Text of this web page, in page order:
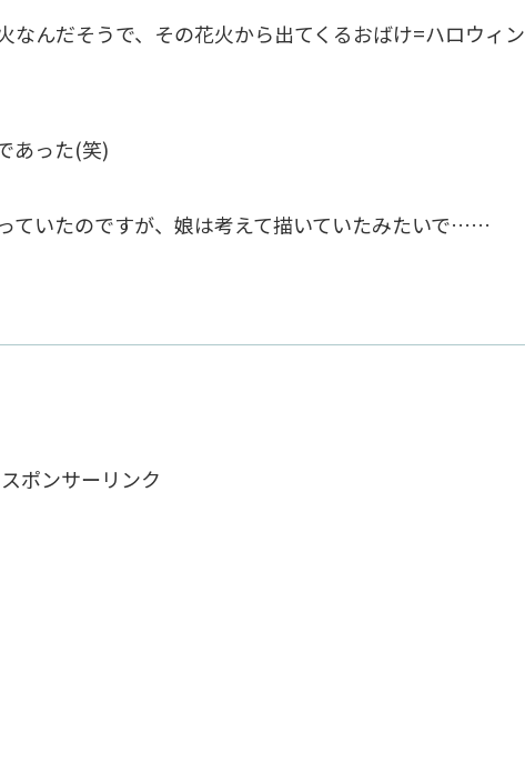
なんだそうで、その花火から出てくるおばけ=ハロウィン
あった(笑)
ていたのですが、娘は考えて描いていたみたいで……
スポンサーリンク